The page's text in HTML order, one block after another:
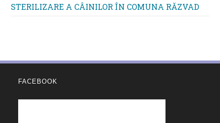
STERILIZARE A CÂINILOR ÎN COMUNA RĂZVAD
FACEBOOK